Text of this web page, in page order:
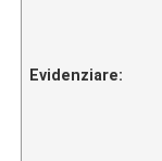
Evidenziare: